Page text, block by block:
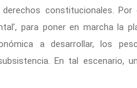
constitucionales.
para poner en marcha la
a desarrollar, los
En tal escenario,